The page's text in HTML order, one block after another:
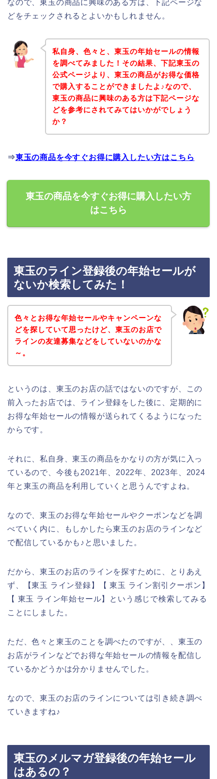
なので、東玉の商品に興味のある方は、下記ページな
どをチェックされるとよいかもしれません。
私自身、色々と、東玉の年始セールの情報
を調べてみました！その結果、下記東玉の
公式ページより、東玉の商品がお得な価格
で購入することができましたよ♪なので、
東玉の商品に興味のある方は下記ページな
どを参考にされてみてはいかがでしょう
か？
⇒東玉の商品を今すぐお得に購入したい方はこちら
東玉の商品を今すぐお得に購入したい方
はこちら
東玉のライン登録後の年始セールが
ないか検索してみた！
色々とお得な年始セールやキャンペーンな
どを探していて思ったけど、東玉のお店で
ラインの友達募集などをしていないのかな
～。
というのは、東玉のお店の話ではないのですが、この
前入ったお店では、ライン登録をした後に、定期的に
お得な年始セールの情報が送られてくるようになった
からです。
それに、私自身、東玉の商品をかなりの方が気に入っ
ているので、今後も2021年、2022年、2023年、2024
年と東玉の商品を利用していくと思うんですよね。
なので、東玉のお得な年始セールやクーポンなどを調
べていく内に、もしかしたら東玉のお店のラインなど
で配信しているかも♪と思いました。
だから、東玉のお店のラインを探すために、とりあえ
ず、【東玉 ライン登録】【 東玉 ライン割引クーポン】
【 東玉 ライン年始セール】という感じで検索してみる
ことにしました。
ただ、色々と東玉のことを調べたのですが、、東玉の
お店がラインなどでお得な年始セールの情報を配信し
ているかどうかは分かりませんでした。
なので、東玉のお店のラインについては引き続き調べ
ていきますね♪
東玉のメルマガ登録後の年始セール
はあるの？